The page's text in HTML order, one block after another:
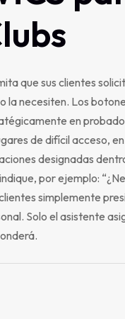
que sus clientes
la necesiten. Los
en
de difícil acceso,
designadas
por ejemplo:
simplemente
Solo el asistente